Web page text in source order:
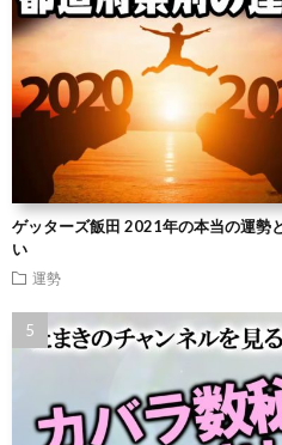
ゲッターズ飯田 2021年の本当の運勢
い
運勢